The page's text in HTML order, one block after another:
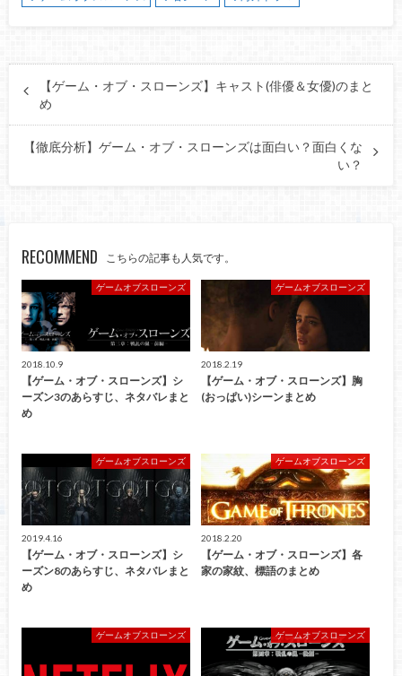
【ゲーム・オブ・スローンズ】キャスト(俳優＆女優)のまと
め
【徹底分析】ゲーム・オブ・スローンズは面白い？面白くな
い？
RECOMMEND こちらの記事も人気です。
ゲームオブスローンズ
2018.10.9
【ゲーム・オブ・スローンズ】シ
ーズン3のあらすじ、ネタバレまと
め
ゲームオブスローンズ
2018.2.19
【ゲーム・オブ・スローンズ】胸
(おっぱい)シーンまとめ
ゲームオブスローンズ
2019.4.16
【ゲーム・オブ・スローンズ】シ
ーズン8のあらすじ、ネタバレまと
め
ゲームオブスローンズ
2018.2.20
【ゲーム・オブ・スローンズ】各
家の家紋、標語のまとめ
ゲームオブスローンズ ゲームオブスローンズ